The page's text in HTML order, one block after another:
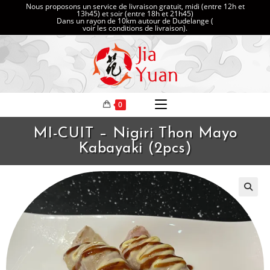
Nous proposons un service de livraison gratuit, midi (entre 12h et
13h45) et soir (entre 18h et 21h45)
Dans un rayon de 10km autour de Dudelange (
voir les conditions de livraison).
0
MI-CUIT – Nigiri Thon Mayo
Kabayaki (2pcs)